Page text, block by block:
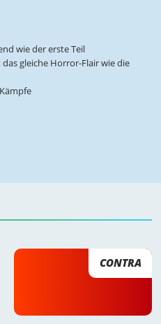
wie der erste Teil
gleiche Horror-Flair wie die
CONTRA